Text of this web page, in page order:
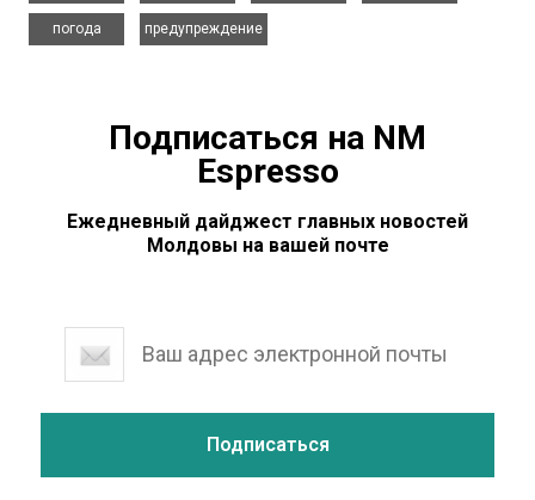
погода
предупреждение
Подписаться на NM
Espresso
Ежедневный дайджест главных новостей
Молдовы на вашей почте